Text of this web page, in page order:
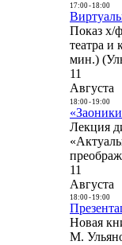
17:00- 18:00
Показ х/
театра и
мин.)
11
Августа
18:00- 19:00
Лекция
11
Августа
18:00- 19:00
Новая
М.